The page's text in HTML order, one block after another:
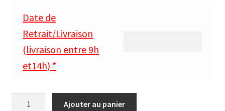
Date de
Retrait/Livraison
(livraison entre 9h
et14h) *
Ajouter au panier